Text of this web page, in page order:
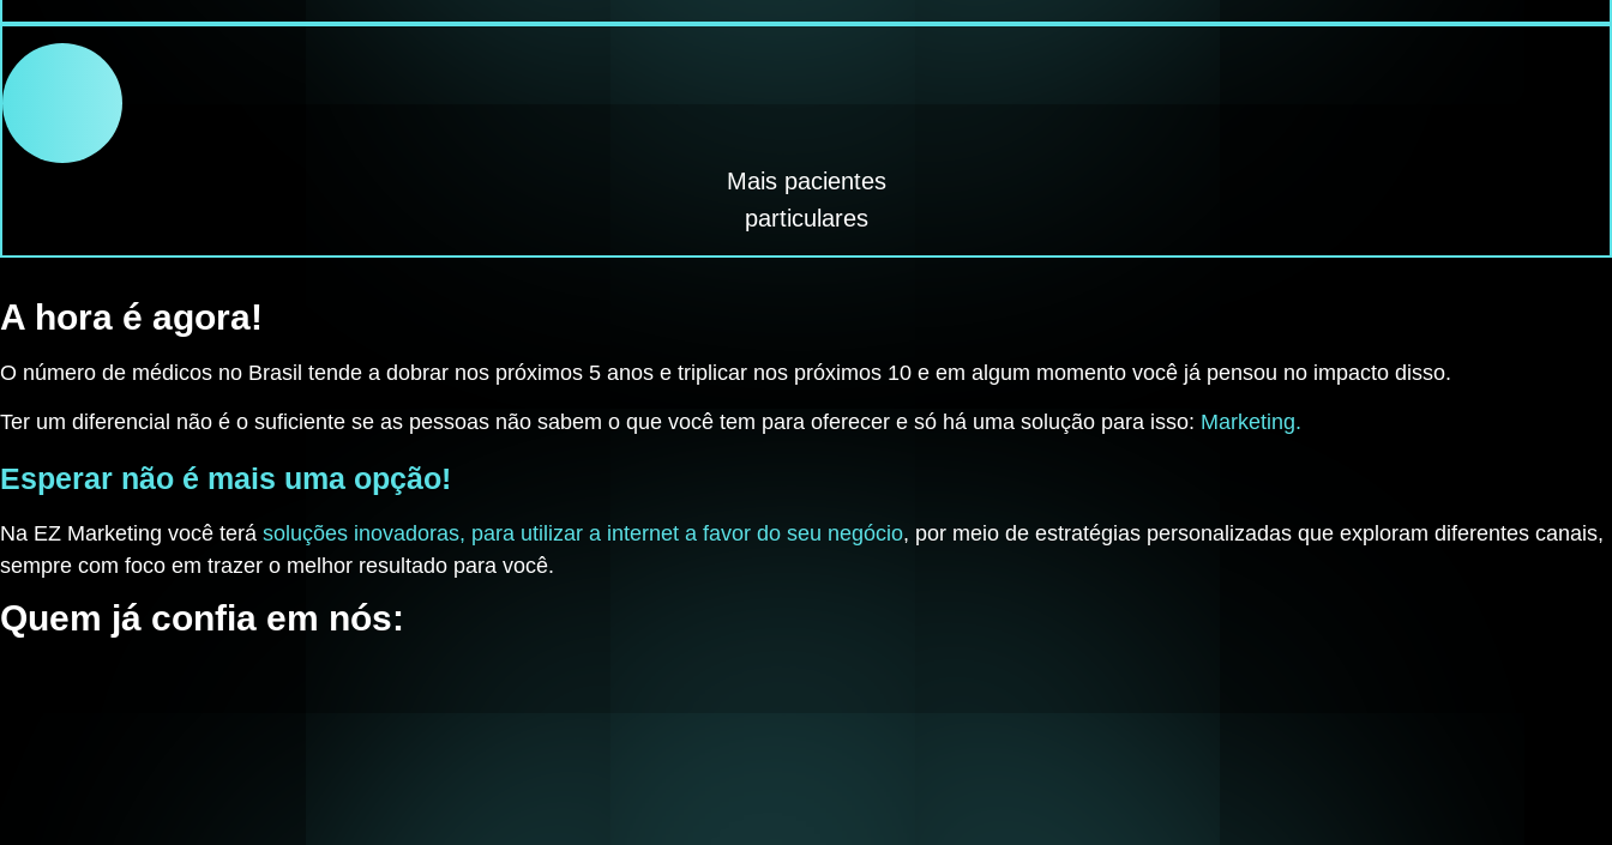
Mais pacientes
particulares
A hora é agora!
O número de médicos no Brasil tende a dobrar nos próximos 5 anos e triplicar nos próximos 10 e em algum momento você já pensou no impacto disso.
Ter um diferencial não é o suficiente se as pessoas não sabem o que você tem para oferecer e só há uma solução para isso: Marketing.
Esperar não é mais uma opção!
Na EZ Marketing você terá soluções inovadoras, para utilizar a internet a favor do seu negócio, por meio de estratégias personalizadas que exploram diferentes canais,
sempre com foco em trazer o melhor resultado para você.
Quem já confia em nós: